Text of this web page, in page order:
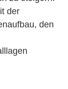
der
den